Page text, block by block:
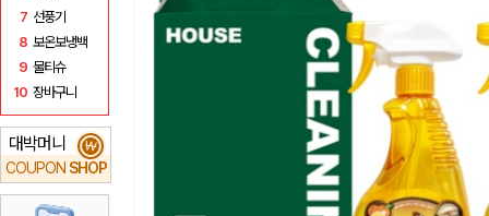
7 선풍기
8 보온보냉백
9 물티슈
10 장바구니
대박머니
COUPON SHOP
₩